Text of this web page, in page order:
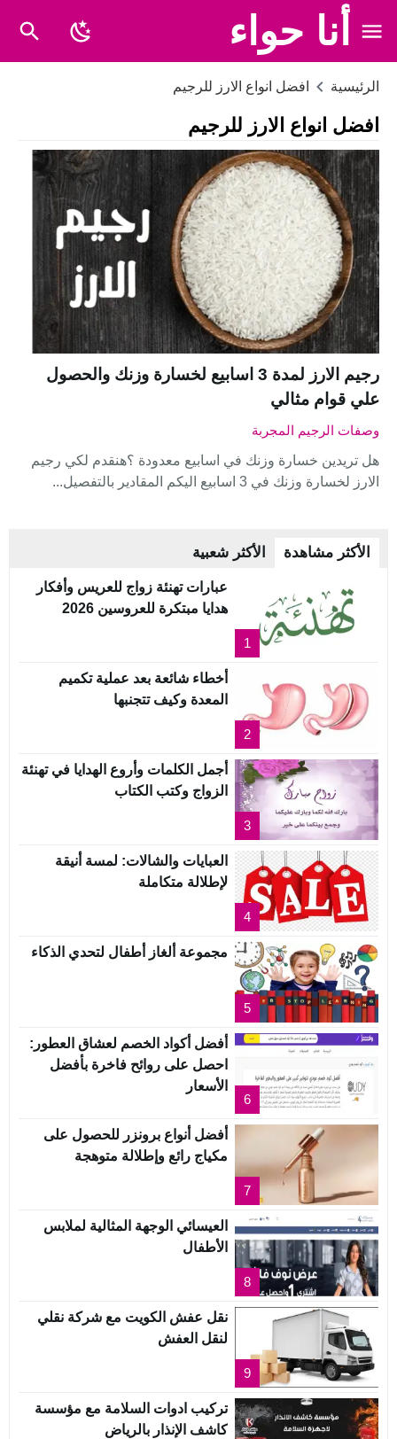
أنا حواء
الرئيسية افضل انواع الارز للرجيم
افضل انواع الارز للرجيم
رجيم الارز لمدة 3 اسابيع لخسارة وزنك والحصول
علي قوام مثالي
وصفات الرجيم المجربة
هل تريدين خسارة وزنك في اسابيع معدودة ؟هنقدم لكي رجيم
الارز لخسارة وزنك في 3 اسابيع اليكم المقادير بالتفصيل...
الأكثر مشاهدة الأكثر شعبية
1
عبارات تهنئة زواج للعريس وأفكار
هدايا مبتكرة للعروسين 2026
2
أخطاء شائعة بعد عملية تكميم
المعدة وكيف تتجنبها
3
أجمل الكلمات وأروع الهدايا في تهنئة
الزواج وكتب الكتاب
4
العبايات والشالات: لمسة أنيقة
لإطلالة متكاملة
5
مجموعة ألغاز أطفال لتحدي الذكاء
6
أفضل أكواد الخصم لعشاق العطور:
احصل على روائح فاخرة بأفضل
الأسعار
7
أفضل أنواع برونزر للحصول على
مكياج رائع وإطلالة متوهجة
8
العيسائي الوجهة المثالية لملابس
الأطفال
9
نقل عفش الكويت مع شركة نقلي
لنقل العفش
تركيب ادوات السلامة مع مؤسسة
كاشف الإنذار بالرياض